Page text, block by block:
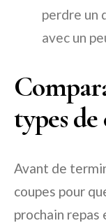
perdre un
avec un
types de
Avant de
coupes pour
prochain repas